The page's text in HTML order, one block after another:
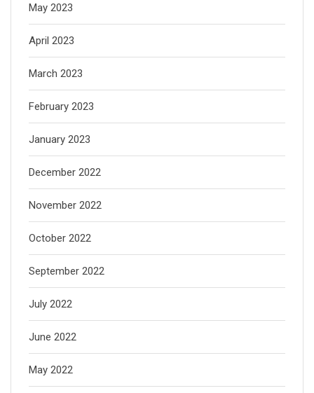
May 2023
April 2023
March 2023
February 2023
January 2023
December 2022
November 2022
October 2022
September 2022
July 2022
June 2022
May 2022